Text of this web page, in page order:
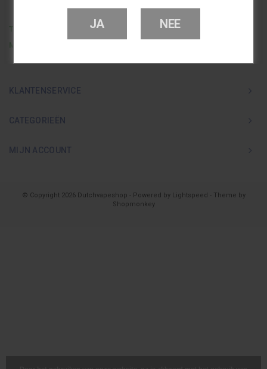
JA NEE
Telefoon
0251 839 447
KLANTENSERVICE
CATEGORIEËN
MIJN ACCOUNT
© Copyright 2026 Dutchvapeshop - Powered by Lightspeed - Theme by
Shopmonkey